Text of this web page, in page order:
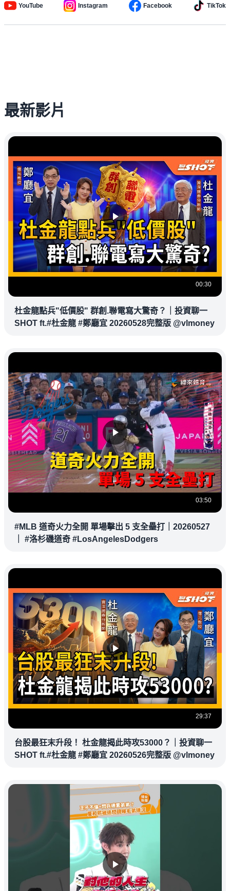
YouTube Instagram Facebook TikTok
最新影片
00:30
杜金龍點兵"低價股" 群創.聯電寫大驚奇？｜投資聊一
SHOT ft.#杜金龍 #鄭廳宜 20260528完整版 @vlmoney
03:50
#MLB 道奇火力全開 單場擊出 5 支全壘打｜20260527
｜ #洛杉磯道奇 #LosAngelesDodgers
29:37
台股最狂末升段！ 杜金龍揭此時攻53000？｜投資聊一
SHOT ft.#杜金龍 #鄭廳宜 20260526完整版 @vlmoney